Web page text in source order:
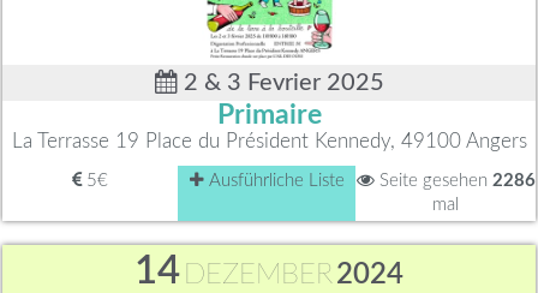
2 & 3 Fevrier 2025
Primaire
La Terrasse 19 Place du Président Kennedy, 49100 Angers
5€ Ausführliche Liste Seite gesehen 2286
mal
14 DEZEMBER2024